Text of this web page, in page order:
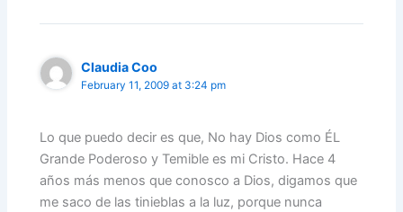
Claudia Coo
February 11, 2009 at 3:24 pm
Lo que puedo decir es que, No hay Dios como ÉL
Grande Poderoso y Temible es mi Cristo. Hace 4
años más menos que conosco a Dios, digamos que
me saco de las tinieblas a la luz, porque nunca